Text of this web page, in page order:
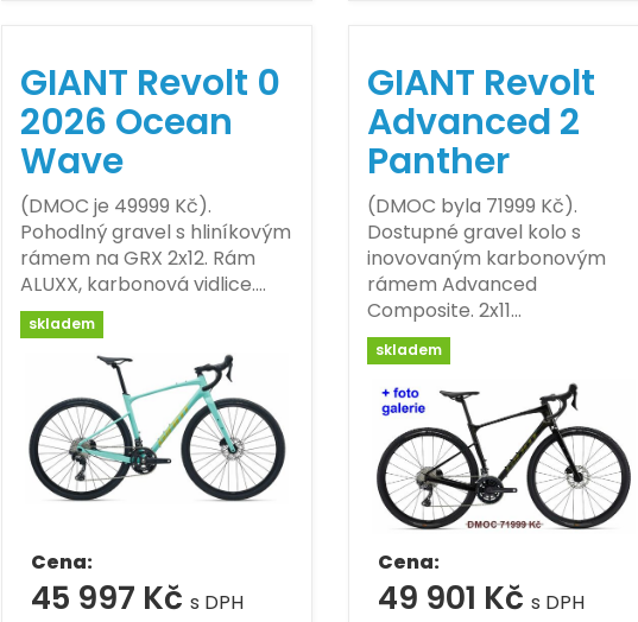
GIANT Revolt 0
2026 Ocean
Wave
(DMOC je 49999 Kč).
Pohodlný gravel s hliníkovým
rámem na GRX 2x12. Rám
ALUXX, karbonová vidlice.…
skladem
Cena:
45 997 Kč s DPH
GIANT Revolt
Advanced 2
Panther
(DMOC byla 71999 Kč).
Dostupné gravel kolo s
inovovaným karbonovým
rámem Advanced
Composite. 2x11…
skladem
Cena:
49 901 Kč s DPH